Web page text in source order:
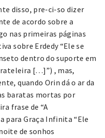
disso, pre-ci-so dizer
de acordo sobre a
nas primeiras páginas
sobre Erdedy “Ele se
dentro do suporte em
[…]”) , mas,
quando Orin dá o ar da
baratas mortas por
frase de “A
para Graça Infinita “Ele
de sonhos